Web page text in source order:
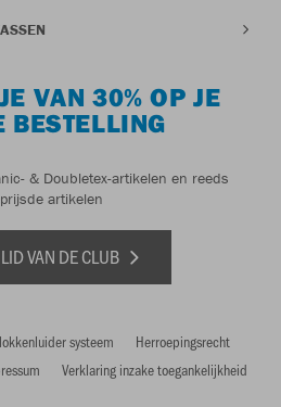
VAN 30% OP JE
BESTELLING
& Doubletex-artikelen en reeds
artikelen
VAN DE CLUB
systeem
Herroepingsrecht
Verklaring inzake toegankelijkheid